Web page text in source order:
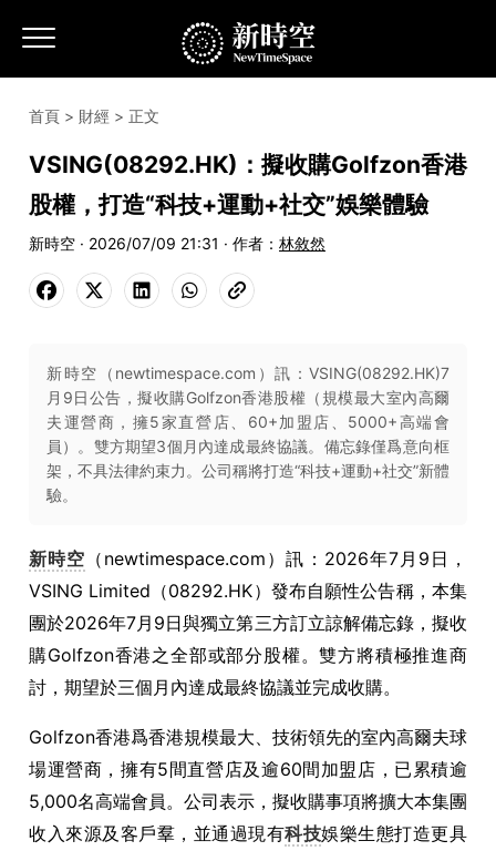
首頁 > 財經 > 正文
VSING(08292.HK)：擬收購Golfzon香港
股權，打造“科技+運動+社交”娛樂體驗
新時空 · 2026/07/09 21:31 · 作者： 林敘然
新時空（newtimespace.com）訊：VSING(08292.HK)7
月9日公告，擬收購Golfzon香港股權（規模最大室內高爾
夫運營商，擁5家直營店、60+加盟店、5000+高端會
員）。雙方期望3個月內達成最終協議。備忘錄僅爲意向框
架，不具法律約束力。公司稱將打造“科技+運動+社交”新體
驗。
新時空 （newtimespace.com）訊：2026年7月9日，
VSING Limited（08292.HK）發布自願性公告稱，本集
團於2026年7月9日與獨立第三方訂立諒解備忘錄，擬收
購Golfzon香港之全部或部分股權。雙方將積極推進商
討，期望於三個月內達成最終協議並完成收購。
Golfzon香港爲香港規模最大、技術領先的室內高爾夫球
場運營商，擁有5間直營店及逾60間加盟店，已累積逾
5,000名高端會員。公司表示，擬收購事項將擴大本集團
收入來源及客戶羣，並通過現有科技娛樂生態打造更具